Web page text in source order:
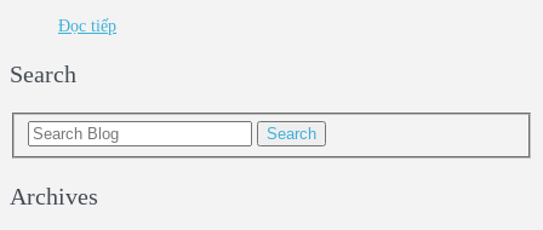
Đọc tiếp
Search
Archives